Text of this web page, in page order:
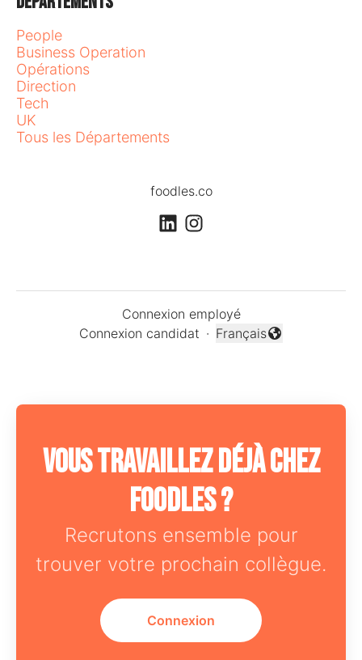
People
Business Operation
Opérations
Direction
Tech
UK
Tous les Départements
foodles.co
Connexion employé
Connexion candidat ·
Changer la langue
Français
Vous travaillez déjà chez
Foodles ?
Recrutons ensemble pour
trouver votre prochain collègue.
Connexion